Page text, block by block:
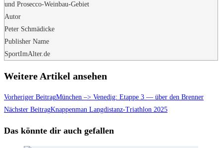
und Prosecco-Weinbau-Gebiet
Autor
Peter Schmädicke
Publisher Name
SportImAlter.de
Weitere Artikel ansehen
Vorheriger BeitragMünchen –> Venedig: Etappe 3 — über den Brenner
Nächster BeitragKnappenman Langdistanz-Triathlon 2025
Das könnte dir auch gefallen